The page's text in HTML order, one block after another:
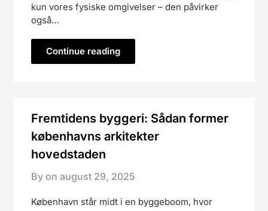
kun vores fysiske omgivelser – den påvirker
også…
Continue reading
Fremtidens byggeri: Sådan former
københavns arkitekter
hovedstaden
By on august 29, 2025
København står midt i en byggeboom, hvor